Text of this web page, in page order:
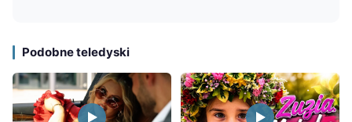
Podobne teledyski